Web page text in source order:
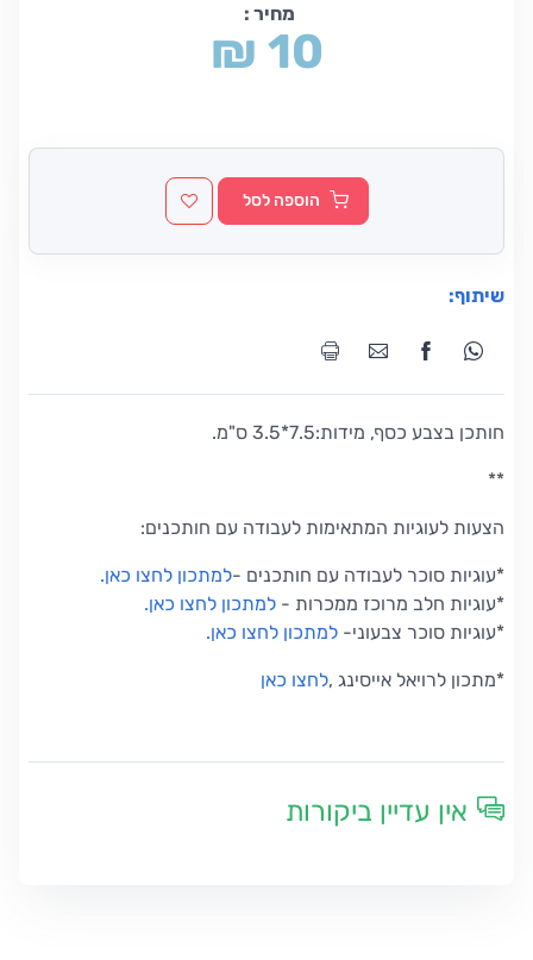
מחיר :
₪ 10
הוספה לסל
שיתוף:
חותכן בצבע כסף, מידות:7.5*3.5 ס"מ.
**
הצעות לעוגיות המתאימות לעבודה עם חותכנים:
*עוגיות סוכר לעבודה עם חותכנים -למתכון לחצו כאן.
*עוגיות חלב מרוכז ממכרות - למתכון לחצו כאן.
*עוגיות סוכר צבעוני- למתכון לחצו כאן.
*מתכון לרויאל אייסינג ,לחצו כאן
אין עדיין ביקורות